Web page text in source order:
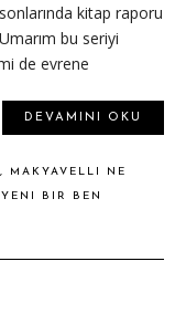
kitap raporu
bu seriyi
de evrene
DEVAMINI OKU
,
MAKYAVELLI NE
YENI BIR BEN